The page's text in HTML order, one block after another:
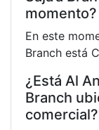
momento?
En este
Branch está
¿Está Al
Branch
comercial?